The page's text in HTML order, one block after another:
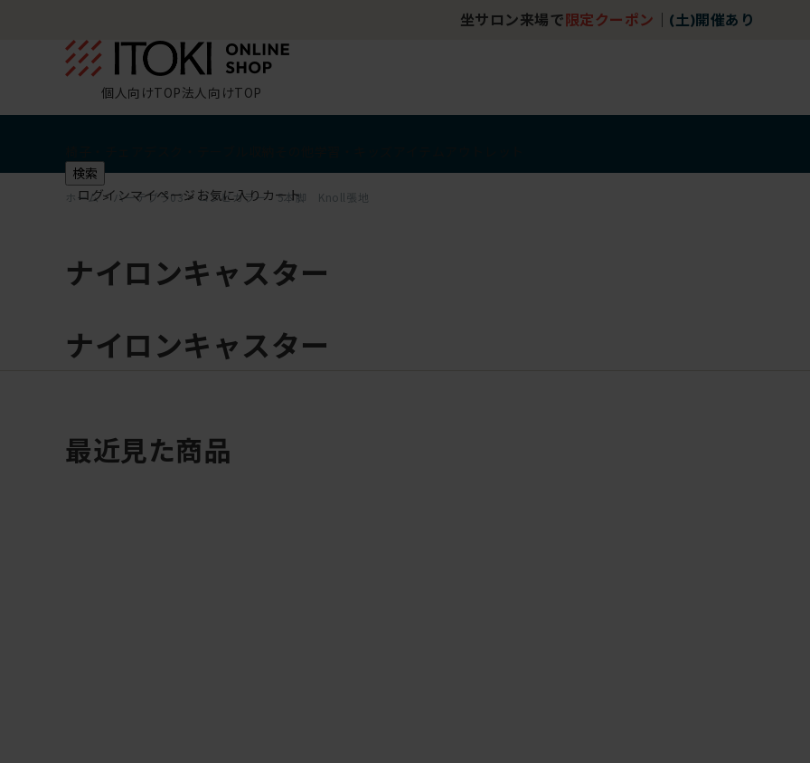
坐サロン来場で 限定クーポン (土)開催あり
個人向けTOP法人向けTOP
検索
ログインマイページ お気に入りカート
ホーム >バーテブラ03 > コンビカラー 5本脚 Knoll張地
ナイロンキャスター
ナイロンキャスター
最近見た商品